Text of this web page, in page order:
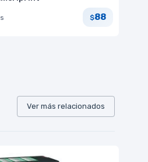
$88
Ver más relacionados